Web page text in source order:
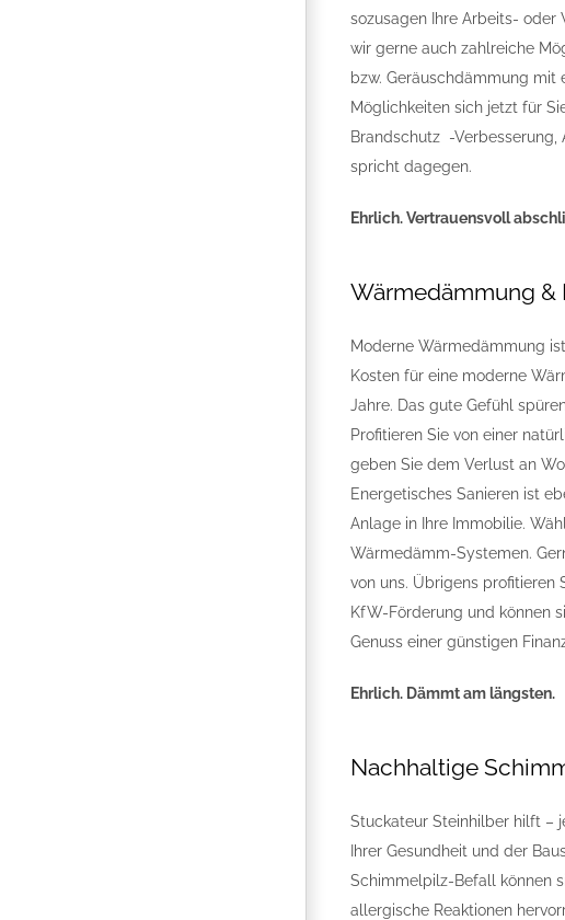
sozusagen Ihre Arbeits- oder
wir gerne auch zahlreiche
bzw. Geräuschdämmung mit
Möglichkeiten sich jetzt für
Brandschutz -Verbesserung,
spricht dagegen.
Ehrlich. Vertrauensvoll
Wärmedämmung &
Moderne Wärmedämmung
Kosten für eine moderne
Jahre. Das gute Gefühl
Profitieren Sie von einer
geben Sie dem Verlust an
Energetisches Sanieren ist
Anlage in Ihre Immobilie.
Wärmedämm-Systemen.
von uns. Übrigens profitieren
KfW-Förderung und können
Genuss einer günstigen
Ehrlich. Dämmt am längsten.
Nachhaltige
Stuckateur Steinhilber hilft –
Ihrer Gesundheit und der
Schimmelpilz-Befall können
allergische Reaktionen